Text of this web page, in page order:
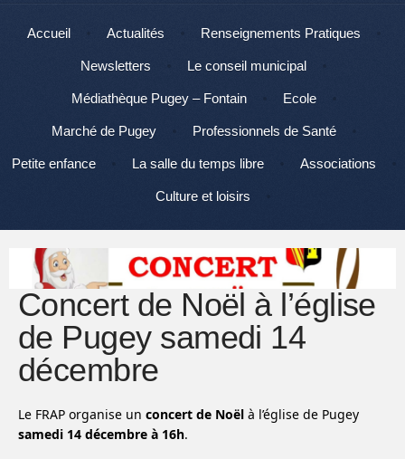
Menu
Aller au contenu
Accueil Actualités Renseignements Pratiques
Newsletters Le conseil municipal
Médiathèque Pugey – Fontain Ecole
Marché de Pugey Professionnels de Santé
Petite enfance La salle du temps libre Associations
Culture et loisirs
Concert de Noël à l’église
de Pugey samedi 14
décembre
Le FRAP organise un concert de Noël à l’église de Pugey
samedi 14 décembre à 16h.